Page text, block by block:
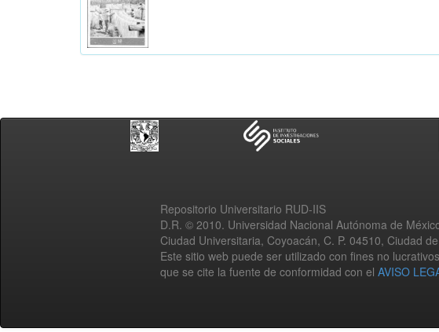
Repositorio Universitario RUD-IIS
D.R. © 2010. Universidad Nacional Autónoma de
Ciudad Universitaria, Coyoacán, C. P. 04510, Ciudad
Este sitio web puede ser utilizado con fines no
que se cite la fuente de conformidad con el AVISO